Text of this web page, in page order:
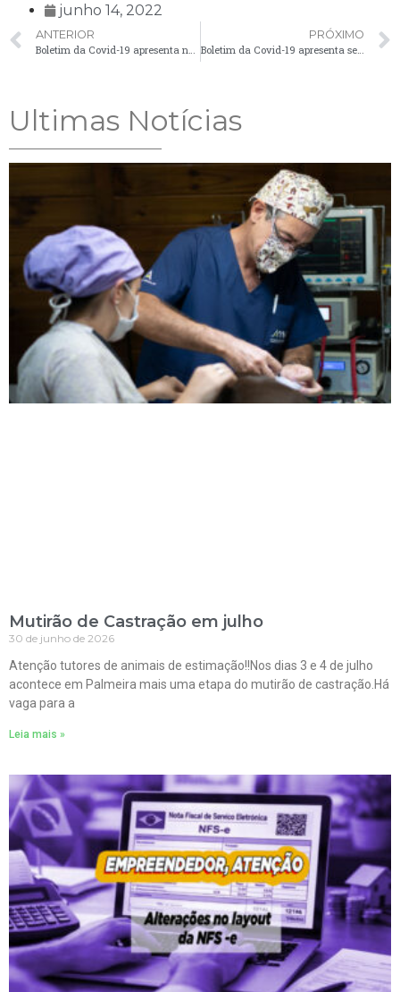
junho 14, 2022
ANTERIOR
PRÓXIMO
Boletim da Covid-19 apresenta seis casos no município nesta quarta-feira (15)
Ultimas Notícias
Mutirão de Castração em julho
30 de junho de 2026
Atenção tutores de animais de estimação!!Nos dias 3 e 4 de julho
acontece em Palmeira mais uma etapa do mutirão de castração.Há
vaga para a
Leia mais »